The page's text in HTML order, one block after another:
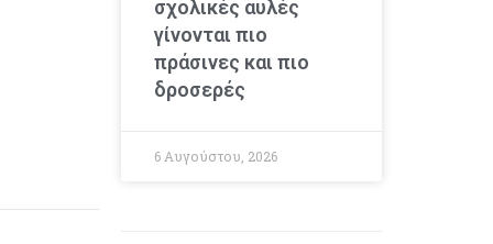
σχολικές αυλές
γίνονται πιο
πράσινες και πιο
δροσερές
6 Αυγούστου, 2026